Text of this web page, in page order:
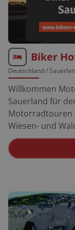
Anfrage). Wir
und bieten eine
sowie
50°01´32” - E
Biker
Deutschland/
Willkommen
Sauerland für
Motorradtouren
Wiesen- und
Nadelbäumen,
werden, bieten
Darüber hinaus
weitere
Winterberg –